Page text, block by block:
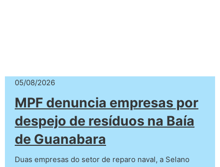
05/08/2026
MPF denuncia empresas por
despejo de resíduos na Baía
de Guanabara
Duas empresas do setor de reparo naval, a Selano